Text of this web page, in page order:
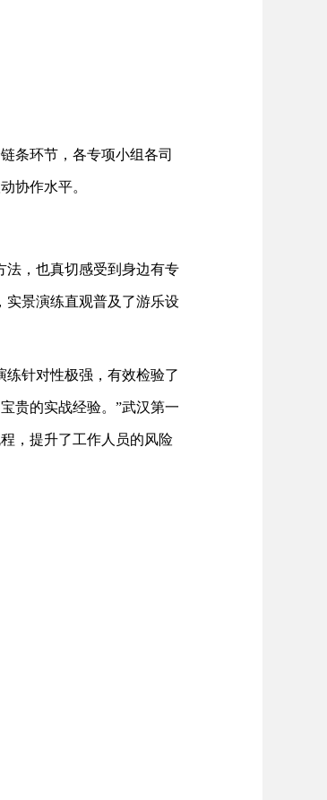
条环节，各专项小组各司
协作水平。
法，也真切感受到身边有专
实景演练直观普及了游乐设
针对性极强，有效检验了
贵的实战经验。”武汉第一
，提升了工作人员的风险